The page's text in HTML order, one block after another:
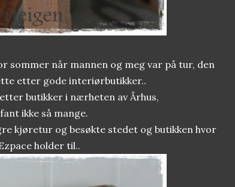
sommer når mannen og meg var på tur, den
etter gode interiørbutikker..
butikker i nærheten av Århus,
ikke så mange.
kjøretur og besøkte stedet og butikken hvor
holder til..